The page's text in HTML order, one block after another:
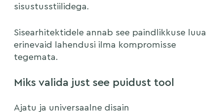
sisustusstiilidega.
Sisearhitektidele annab see paindlikkuse luua
erinevaid lahendusi ilma kompromisse
tegemata.
Miks valida just see puidust tool
Ajatu ja universaalne disain